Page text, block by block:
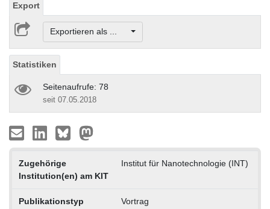
Export
Exportieren als ...
Statistiken
Seitenaufrufe: 78
seit 07.05.2018
Zugehörige
Institution(en) am KIT
Institut für Nanotechnologie (INT)
Publikationstyp Vortrag